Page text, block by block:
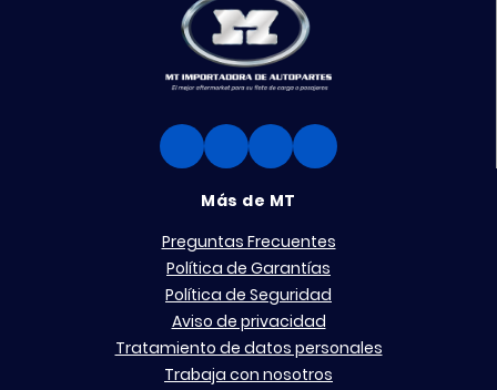
Más de MT
Preguntas Frecuentes
Política de Garantías
Política de Seguridad
Aviso de privacidad
Tratamiento de datos personales
Trabaja con nosotros